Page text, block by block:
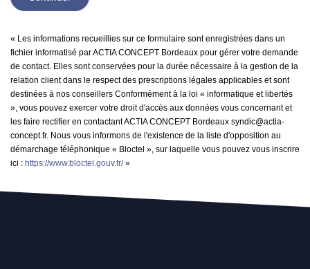
« Les informations recueillies sur ce formulaire sont enregistrées dans un
fichier informatisé par ACTIA CONCEPT Bordeaux pour gérer votre demande
de contact. Elles sont conservées pour la durée nécessaire à la gestion de la
relation client dans le respect des prescriptions légales applicables et sont
destinées à nos conseillers Conformément à la loi « informatique et libertés
», vous pouvez exercer votre droit d'accès aux données vous concernant et
les faire rectifier en contactant ACTIA CONCEPT Bordeaux syndic@actia-
concept.fr. Nous vous informons de l'existence de la liste d'opposition au
démarchage téléphonique « Bloctel », sur laquelle vous pouvez vous inscrire
ici : https://www.bloctel.gouv.fr/»